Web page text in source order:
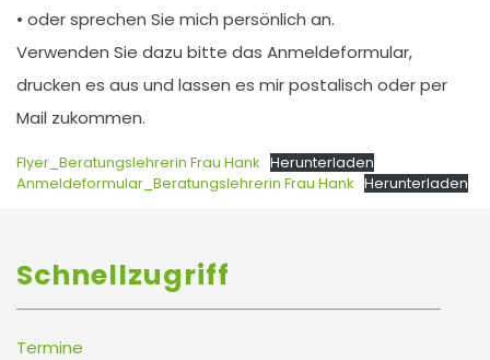
• oder sprechen Sie mich persönlich an.
Verwenden Sie dazu bitte das Anmeldeformular,
drucken es aus und lassen es mir postalisch oder per
Mail zukommen.
Flyer_Beratungslehrerin Frau Hank Herunterladen
Anmeldeformular_Beratungslehrerin Frau Hank Herunterladen
Schnellzugriff
Termine